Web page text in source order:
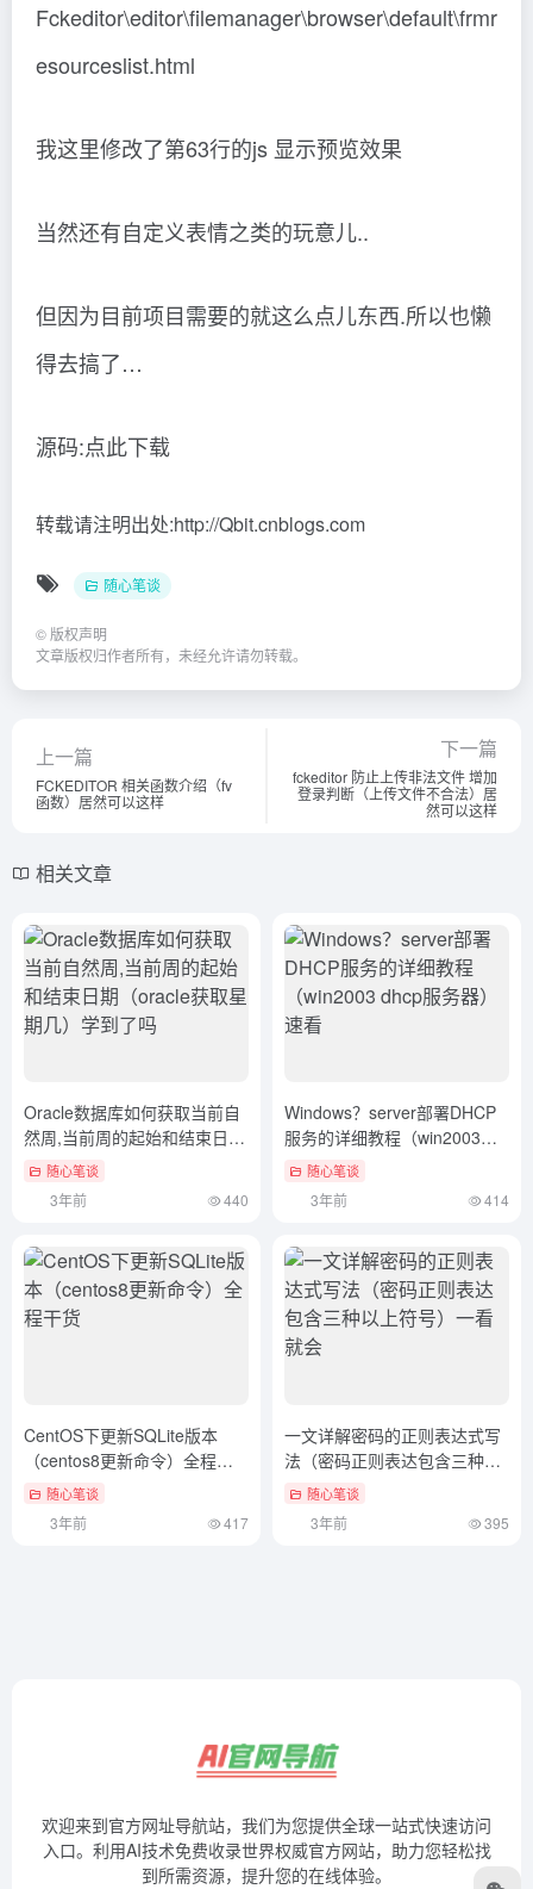
Fckeditor\editor\filemanager\browser\default\frmr
esourceslist.html
我这里修改了第63行的js 显示预览效果
当然还有自定义表情之类的玩意儿..
但因为目前项目需要的就这么点儿东西.所以也懒
得去搞了…
源码:点此下载
转载请注明出处:http://Qbit.cnblogs.com
随心笔谈
© 版权声明
文章版权归作者所有，未经允许请勿转载。
上一篇
FCKEDITOR 相关函数介绍（fv
函数）居然可以这样
下一篇
fckeditor 防止上传非法文件 增加
登录判断（上传文件不合法）居
然可以这样
相关文章
Oracle数据库如何获取当前自
然周,当前周的起始和结束日期
（oracle获取星期几）学到了
随心笔谈
3年前 440
Windows？server部署DHCP
服务的详细教程（win2003
dhcp服务器）速看
随心笔谈
3年前 414
CentOS下更新SQLite版本
（centos8更新命令）全程干
货 随心笔谈
3年前 417
一文详解密码的正则表达式写
法（密码正则表达包含三种以
上符号）一看就会
随心笔谈
3年前 395
欢迎来到官方网址导航站，我们为您提供全球一站式快速访问
入口。利用AI技术免费收录世界权威官方网站，助力您轻松找
到所需资源，提升您的在线体验。